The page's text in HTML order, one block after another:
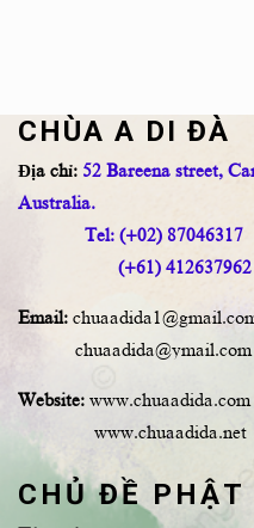
CHÙA A DI ĐÀ
Địa chỉ: 52 Bareena street,
Australia.
Tel: (+02) 87046317
(+61) 412637962
Email:
chuaadida@ymail.com
Website: www.chuaadida.com
www.chuaadida.net
CHỦ ĐỀ PHẬT